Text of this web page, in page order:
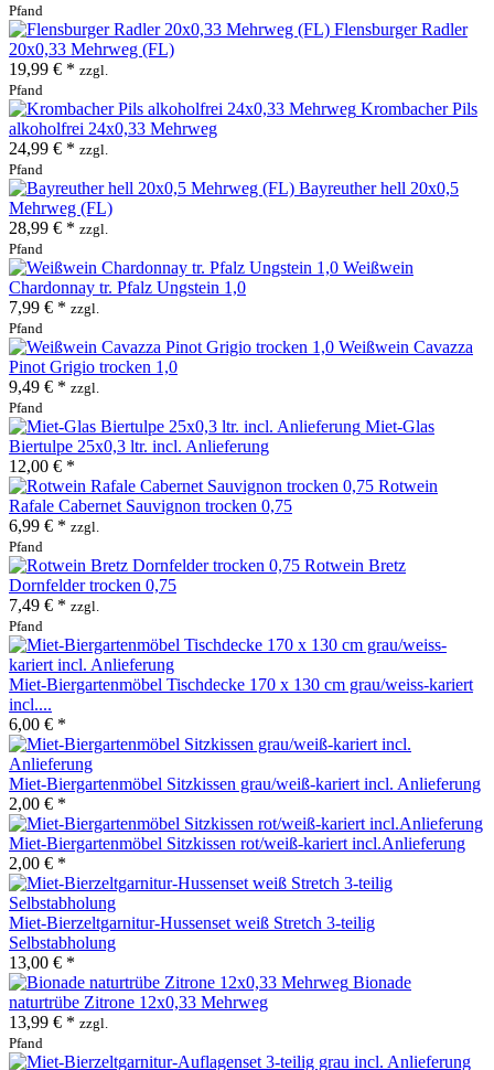
Pfand
Flensburger Radler
20x0,33 Mehrweg (FL)
19,99 € * zzgl.
Pfand
Krombacher Pils
alkoholfrei 24x0,33 Mehrweg
24,99 € * zzgl.
Pfand
Bayreuther hell 20x0,5
Mehrweg (FL)
28,99 € * zzgl.
Pfand
Weißwein
Chardonnay tr. Pfalz Ungstein 1,0
7,99 € * zzgl.
Pfand
Weißwein Cavazza
Pinot Grigio trocken 1,0
9,49 € * zzgl.
Pfand
Miet-Glas
Biertulpe 25x0,3 ltr. incl. Anlieferung
12,00 € *
Rotwein
Rafale Cabernet Sauvignon trocken 0,75
6,99 € * zzgl.
Pfand
Rotwein Bretz
Dornfelder trocken 0,75
7,49 € * zzgl.
Pfand
Miet-Biergartenmöbel Tischdecke 170 x 130 cm grau/weiss-kariert
incl....
6,00 € *
Miet-Biergartenmöbel Sitzkissen grau/weiß-kariert incl. Anlieferung
2,00 € *
Miet-Biergartenmöbel Sitzkissen rot/weiß-kariert incl.Anlieferung
2,00 € *
Miet-Bierzeltgarnitur-Hussenset weiß Stretch 3-teilig
Selbstabholung
13,00 € *
Bionade
naturtrübe Zitrone 12x0,33 Mehrweg
13,99 € * zzgl.
Pfand